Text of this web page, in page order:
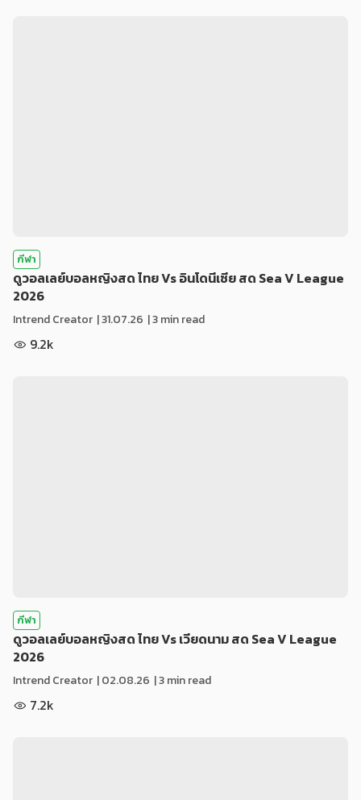
กีฬา
ดูวอลเลย์บอลหญิงสด ไทย Vs อินโดนีเซีย สด Sea V League
2026
Intrend Creator |31.07.26 | 3 min read
9.2k
กีฬา
ดูวอลเลย์บอลหญิงสด ไทย Vs เวียดนาม สด Sea V League
2026
Intrend Creator |02.08.26 | 3 min read
7.2k